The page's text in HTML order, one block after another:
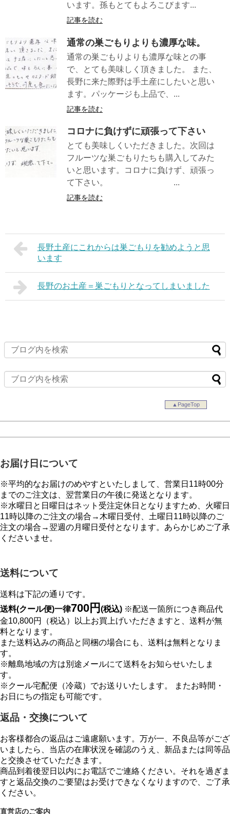
います。孫もとてもよろこびます...
記事を読む
通常の巣ごもりよりも濃厚な味。
通常の巣ごもりよりも濃厚な味との事
で、とても美味しく頂きました。 また、
長野に来た際野は手土産にしたいと思い
ます。パッケージも上品で、...
記事を読む
コロナに負けずに頑張って下さい
とても美味しくいただきました。次回は
フルーツな巣ごもりたちも購入してみた
いと思います。コロナに負けず、頑張っ
て下さい。 ...
記事を読む
長野土産にこれからは巣ごもりを勧めようと思
います
長野のお土産＝巣ごもりとなってしまいました
▲PageTop
お届け日について
※平均的なお届けのめやすといたしまして、営業日11時00分
までのご注文は、翌営業日の午後に発送となります。
※水曜日と日曜日はネット受注定休日となりますため、火曜日
11時以降のご注文の場合→木曜日受付、土曜日11時以降のご
注文の場合→翌週の月曜日受付となります。あらかじめご了承
くださいませ。
送料について
送料は下記の通りです。
送料(クール便)一律700円 (税込) ※配送一箇所につき商品代
金10,800円（税込）以上お買上げいただきますと、送料が無
料となります。
また送料込みの商品と同梱の場合にも、送料は無料となりま
す。
※離島地域の方は別途メールにて送料をお知らせいたしま
す。
※クール宅配便（冷蔵）でお送りいたします。 またお時間・
お日にちの指定も可能です。
返品・交換について
お客様都合の返品はご遠慮願います。万が一、不良品等がござ
いましたら、当店の在庫状況を確認のうえ、新品または同等品
と交換させていただきます。
商品到着後翌日以内にお電話でご連絡ください。それを過ぎま
すと返品交換のご要望はお受けできなくなりますので、ご了承
ください。
直営店のご案内